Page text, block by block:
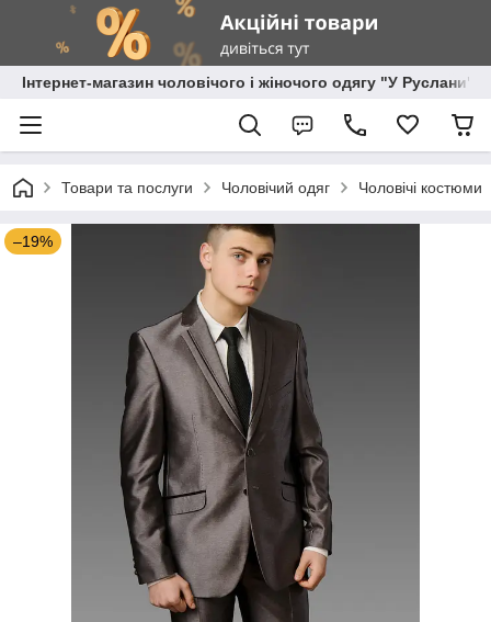
Інтернет-магазин чоловічого і жіночого одягу "У Руслани"
Товари та послуги Чоловічий одяг Чоловічі костюми
–19%